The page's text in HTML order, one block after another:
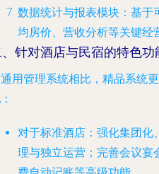
数据统计与报表模块 ：基
均房价、营收分析等关键经
针对酒店与民宿的特色功
用管理系统相比，精品系统
对于标准酒店 ：强化集团
理与独立运营；完善会议宴